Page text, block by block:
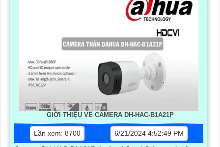
GIỚI THIỆU VỀ CAMERA DH-HAC-B1A21P
Lần xem: 8700
6/21/2024 4:52:49 PM